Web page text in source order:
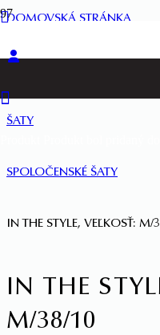
DOMOVSKÁ STRÁNKA
ŠATY
SPOLOČENSKÉ ŠATY
IN THE STYLE, VEĽKOSŤ: M/
IN THE
M/38/10